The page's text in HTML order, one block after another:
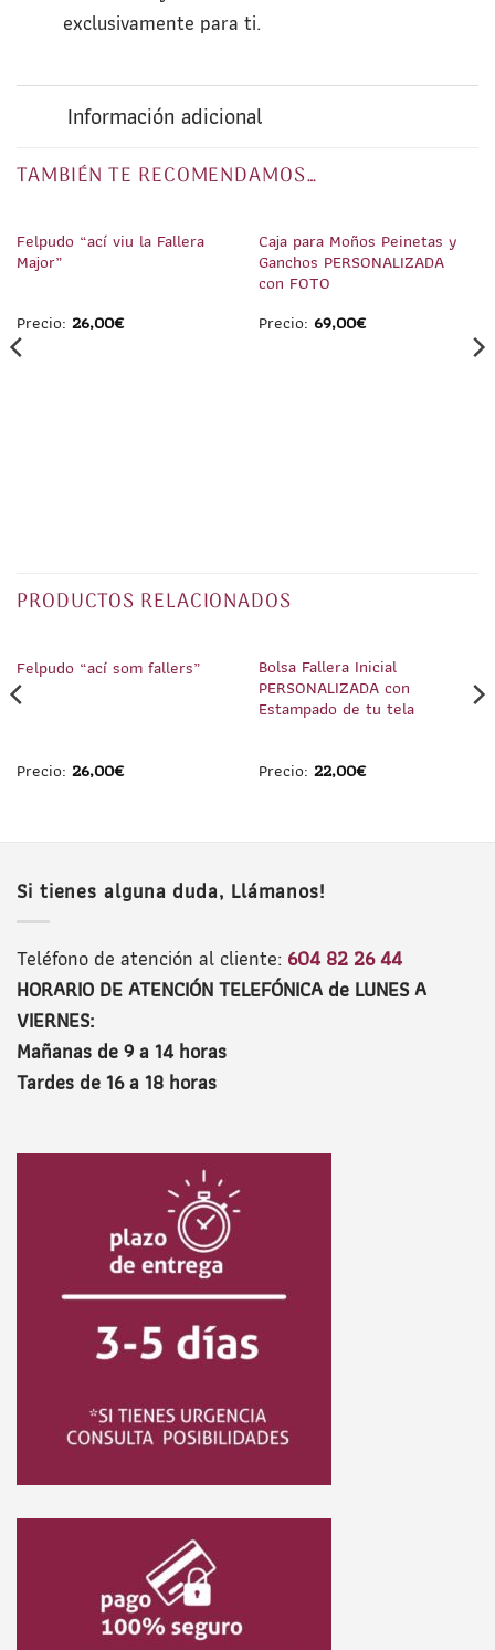
exclusivamente para ti.
Información adicional
TAMBIÉN TE RECOMENDAMOS…
Felpudo “ací viu la Fallera
Major”
Precio: 26,00€
Caja para Moños Peinetas y
Ganchos PERSONALIZADA
con FOTO
Precio: 69,00€
PRODUCTOS RELACIONADOS
Felpudo “ací som fallers”
Precio: 26,00€
Bolsa Fallera Inicial
PERSONALIZADA con
Estampado de tu tela
Precio: 22,00€
Si tienes alguna duda, Llámanos!
Teléfono de atención al cliente: 604 82 26 44
HORARIO DE ATENCIÓN TELEFÓNICA de LUNES A
VIERNES:
Mañanas de 9 a 14 horas
Tardes de 16 a 18 horas